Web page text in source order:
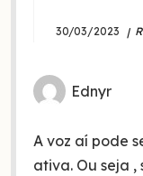
30/03/2023
Ednyr
A voz aí pode
ativa. Ou seja